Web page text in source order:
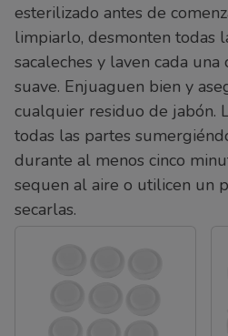
esterilizado antes de
limpiarlo, desmonten todas
sacaleches y laven cada
suave. Enjuaguen bien y
cualquier residuo de jabón.
todas las partes
durante al menos cinco
sequen al aire o utilicen un
secarlas.